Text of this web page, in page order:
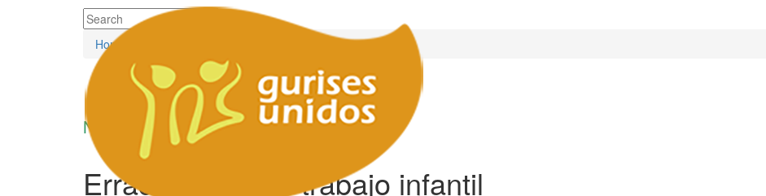
Home
Noticias
Erradicación del trabajo infantil